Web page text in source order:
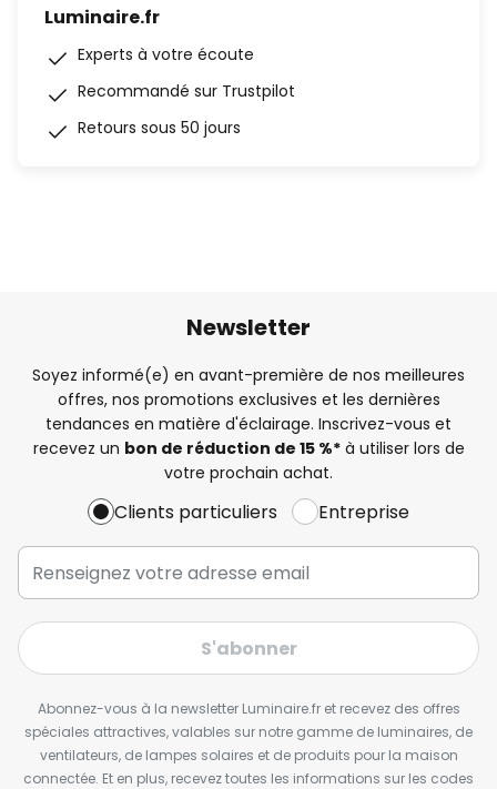
Luminaire.fr
Experts à votre écoute
Recommandé sur Trustpilot
Retours sous 50 jours
Newsletter
Soyez informé(e) en avant-première de nos meilleures
offres, nos promotions exclusives et les dernières
tendances en matière d'éclairage. Inscrivez-vous et
recevez un bon de réduction de 15 %*à utiliser lors de
votre prochain achat.
Clients particuliers Entreprise
S'abonner
Abonnez-vous à la newsletter Luminaire.fr et recevez des offres
spéciales attractives, valables sur notre gamme de luminaires, de
ventilateurs, de lampes solaires et de produits pour la maison
connectée. Et en plus, recevez toutes les informations sur les codes